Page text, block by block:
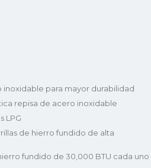
inoxidable para mayor durabilidad
repisa de acero inoxidable
LPG
de hierro fundido de alta
fundido de 30,000 BTU cada uno